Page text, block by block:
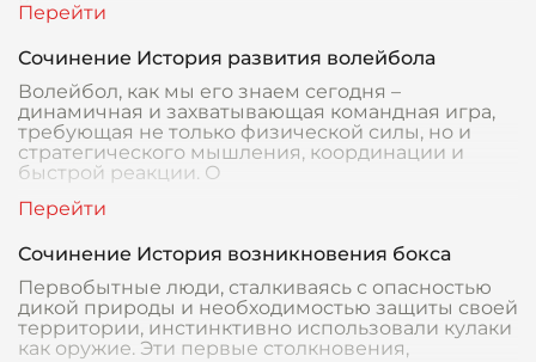
Сочинение История развития волейбола
Волейбол, как мы его знаем сегодня –
динамичная и захватывающая командная игра,
требующая не только физической силы, но и
стратегического мышления, координации и
быстрой реакции. О
Сочинение История возникновения бокса
Первобытные люди, сталкиваясь с опасностью
дикой природы и необходимостью защиты своей
территории, инстинктивно использовали кулаки
как оружие. Эти первые столкновения,